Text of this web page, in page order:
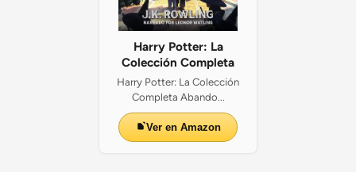
Harry Potter: La
Colección Completa
Harry Potter: La Colección
Completa Abando...
Ver en Amazon